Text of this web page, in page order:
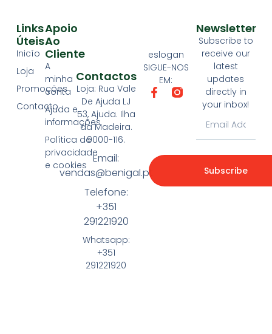
eslogan
SIGUE-NOS
EM:
Apoio
Ao
Cliente
A
minha
conta
Ajuda e
informações
Política de
privacidade
e cookies
Links
Úteis
Inicío
Loja
Promoções
Contacto
Contactos
Loja: Rua Vale
De Ajuda LJ
53, Ajuda. Ilha
da Madeira.
9000-116.
Email:
vendas@benigal.pt
Telefone:
+351
291221920
Whatsapp:
+351
291221920
Newsletter
Subscribe to
receive our
latest
updates
directly in
your inbox!
Subscribe